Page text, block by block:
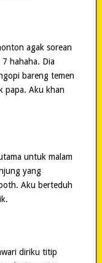
agak sorean
hahaha. Dia
bareng temen
papa. Aku khan
untuk malam
yang
Aku berteduh
diriku titip